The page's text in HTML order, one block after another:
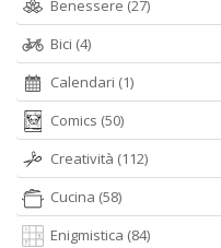
Benessere (27)
Bici (4)
Calendari (1)
Comics (50)
Creatività (112)
Cucina (58)
Enigmistica (84)